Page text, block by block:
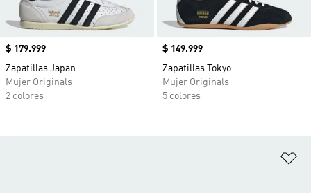
Precio
$ 179.999
Zapatillas Japan
Mujer Originals
2 colores
Precio
$ 149.999
Zapatillas Tokyo
Mujer Originals
5 colores